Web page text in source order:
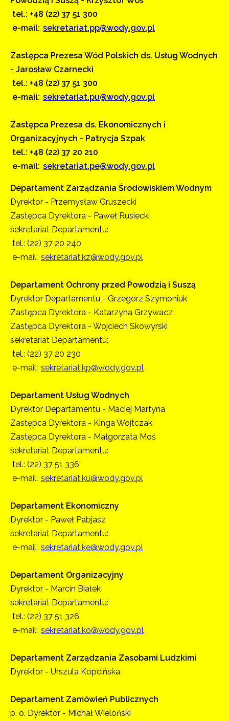
tel.: +48 (22) 37 51 300
e-mail: sekretariat.pp@wody.gov.pl
Zastępca Prezesa Wód Polskich ds. Usług Wodnych
- Jarosław Czarnecki
tel.: +48 (22) 37 51 300
e-mail: sekretariat.pu@wody.gov.pl
Zastępca Prezesa ds. Ekonomicznych i
Organizacyjnych - Patrycja Szpak
tel.: +48 (22) 37 20 210
e-mail: sekretariat.pe@wody.gov.pl
Departament Zarządzania Środowiskiem Wodnym
Dyrektor - Przemysław Gruszecki
Zastępca Dyrektora - Paweł Rusiecki
sekretariat Departamentu:
tel.: (22) 37 20 240
e-mail: sekretariat.kz@wody.gov.pl
Departament Ochrony przed Powodzią i Suszą
Dyrektor Departamentu - Grzegorz Szymoniuk
Zastępca Dyrektora - Katarzyna Grzywacz
Zastępca Dyrektora - Wojciech Skowyrski
sekretariat Departamentu:
tel.: (22) 37 20 230
e-mail: sekretariat.kp@wody.gov.pl
Departament Usług Wodnych
Dyrektor Departamentu - Maciej Martyna
Zastępca Dyrektora - Kinga Wojtczak
Zastępca Dyrektora - Małgorzata Moś
sekretariat Departamentu:
tel.: (22) 37 51 336
e-mail: sekretariat.ku@wody.gov.pl
Departament Ekonomiczny
Dyrektor - Paweł Pabjasz
sekretariat Departamentu:
e-mail: sekretariat.ke@wody.gov.pl
Departament Organizacyjny
Dyrektor - Marcin Białek
sekretariat Departamentu:
tel.: (22) 37 51 326
e-mail: sekretariat.ko@wody.gov.pl
Departament Zarządzania Zasobami Ludzkimi
Dyrektor - Urszula Kopcińska
Departament Zamówień Publicznych
p. o. Dyrektor - Michał Wieloński